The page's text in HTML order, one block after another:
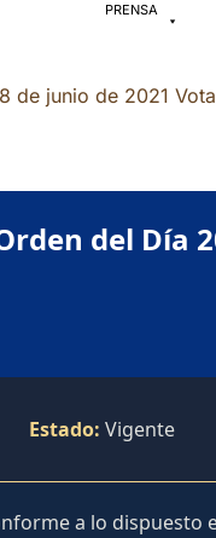
PRENSA
de junio de 2021
del Día
Estado: Vigente
a lo dispuesto